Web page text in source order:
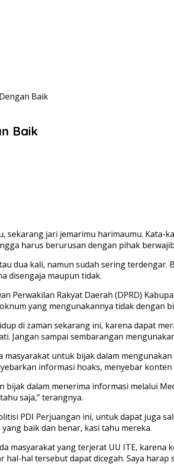
Baik
Baik
sekarang jari jemarimu harimaumu.
harus berurusan dengan pihak
dua kali, namun sudah sering
disengaja maupun tidak.
Perwakilan Rakyat Daerah (DPRD)
yang mengunakannya tidak
di zaman sekarang ini, karena dapat
Jangan sampai sembarangan
untuk bijak dalam
informasi hoaks, menyebar
bijak dalam menerima informasi melalui
saja,” terangnya.
PDI Perjuangan ini, untuk dapat juga
baik dan benar, kasi tahu mereka.
masyarakat yang terjerat UU ITE,
hal tersebut dapat dicegah. Saya